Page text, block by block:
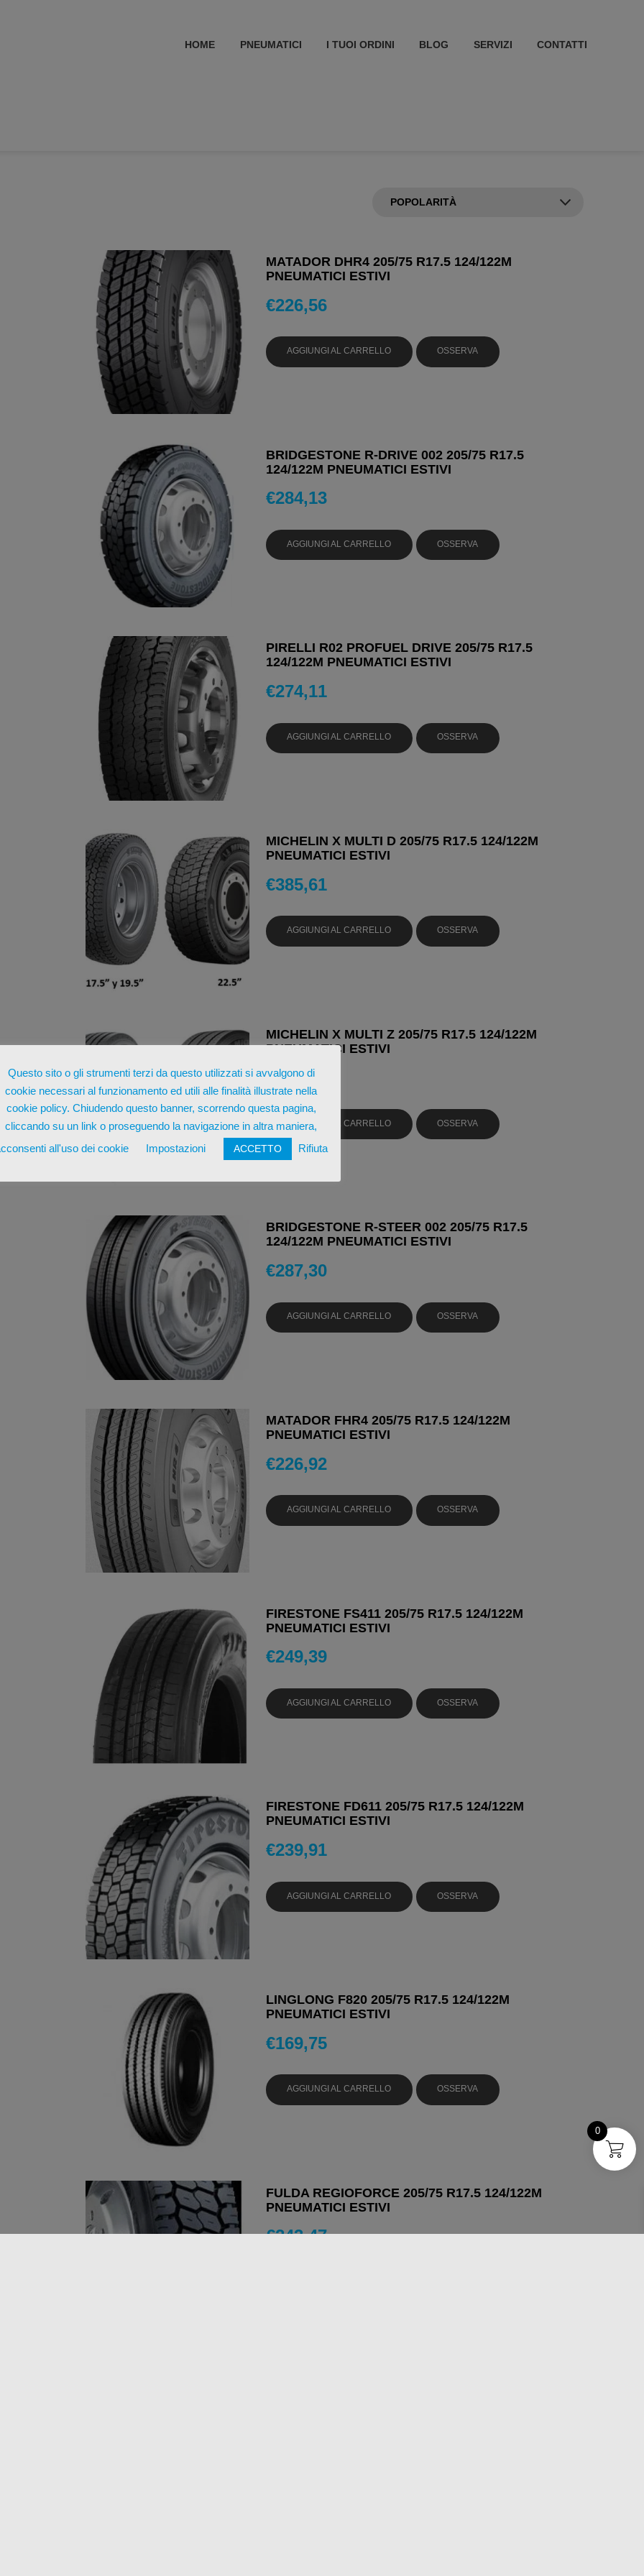
HOME PNEUMATICI I TUOI ORDINI BLOG SERVIZI CONTATTI
MATADOR DHR4 205/75 R17.5 124/122M
PNEUMATICI ESTIVI
€226,56
AGGIUNGI AL CARRELLO OSSERVA
BRIDGESTONE R-DRIVE 002 205/75 R17.5
124/122M PNEUMATICI ESTIVI
€284,13
AGGIUNGI AL CARRELLO OSSERVA
PIRELLI R02 PROFUEL DRIVE 205/75 R17.5
124/122M PNEUMATICI ESTIVI
€274,11
AGGIUNGI AL CARRELLO OSSERVA
MICHELIN X MULTI D 205/75 R17.5 124/122M
PNEUMATICI ESTIVI
€385,61
AGGIUNGI AL CARRELLO OSSERVA
MICHELIN X MULTI Z 205/75 R17.5 124/122M
PNEUMATICI ESTIVI
€364,22
AGGIUNGI AL CARRELLO OSSERVA
BRIDGESTONE R-STEER 002 205/75 R17.5
124/122M PNEUMATICI ESTIVI
€287,30
AGGIUNGI AL CARRELLO OSSERVA
MATADOR FHR4 205/75 R17.5 124/122M
PNEUMATICI ESTIVI
€226,92
AGGIUNGI AL CARRELLO OSSERVA
FIRESTONE FS411 205/75 R17.5 124/122M
PNEUMATICI ESTIVI
€249,39
AGGIUNGI AL CARRELLO OSSERVA
FIRESTONE FD611 205/75 R17.5 124/122M
PNEUMATICI ESTIVI
€239,91
AGGIUNGI AL CARRELLO OSSERVA
LINGLONG F820 205/75 R17.5 124/122M
PNEUMATICI ESTIVI
€169,75
AGGIUNGI AL CARRELLO OSSERVA
FULDA REGIOFORCE 205/75 R17.5 124/122M
PNEUMATICI ESTIVI
€243,47
Questo sito o gli strumenti terzi da questo utilizzati si avvalgono di
cookie necessari al funzionamento ed utili alle finalità illustrate nella
cookie policy. Chiudendo questo banner, scorrendo questa pagina,
cliccando su un link o proseguendo la navigazione in altra maniera,
all'uso dei cookie
Impostazioni ACCETTO Rifiuta
0